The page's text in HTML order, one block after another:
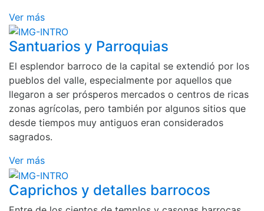
Ver más
Santuarios y Parroquias
El esplendor barroco de la capital se extendió por los
pueblos del valle, especialmente por aquellos que
llegaron a ser prósperos mercados o centros de ricas
zonas agrícolas, pero también por algunos sitios que
desde tiempos muy antiguos eran considerados
sagrados.
Ver más
Caprichos y detalles barrocos